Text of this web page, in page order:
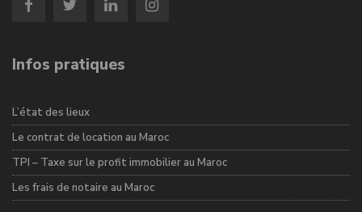
Infos pratiques
L’état des lieux
Le contrat de location au Maroc
TPI – Taxe sur le profit immobilier au Maroc
Les frais de notaire au Maroc